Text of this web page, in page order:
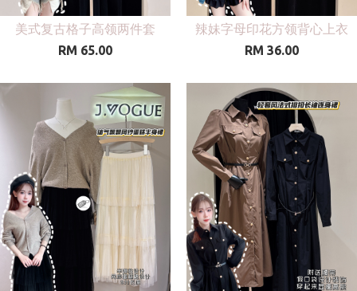
美式复古格子高领两件套
RM 65.00
辣妹字母印花方领背心上衣
RM 36.00